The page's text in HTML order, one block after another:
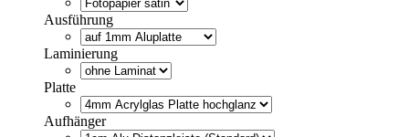
Ausführung
Laminierung
Platte
Aufhänger